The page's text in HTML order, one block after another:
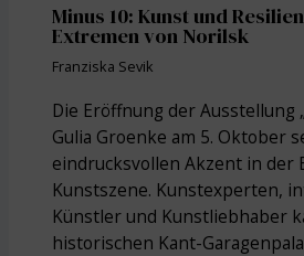
Minus 10: Kunst und
Extremen von Norilsk
Franziska Sevik
Die Eröffnung der Ausstellung
Gulia Groenke am 5. Oktober
eindrucksvollen Akzent in der
Kunstszene. Kunstexperten,
Künstler und Kunstliebhaber
historischen Kant-